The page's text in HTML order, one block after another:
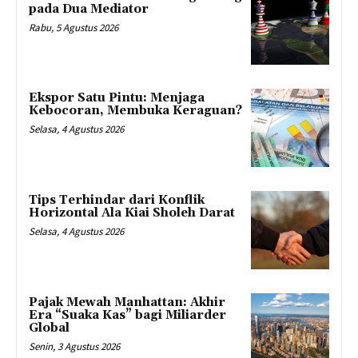
pada Dua Mediator
Rabu, 5 Agustus 2026
Ekspor Satu Pintu: Menjaga
Kebocoran, Membuka Keraguan?
Selasa, 4 Agustus 2026
Tips Terhindar dari Konflik
Horizontal Ala Kiai Sholeh Darat
Selasa, 4 Agustus 2026
Pajak Mewah Manhattan: Akhir
Era “Suaka Kas” bagi Miliarder
Global
Senin, 3 Agustus 2026